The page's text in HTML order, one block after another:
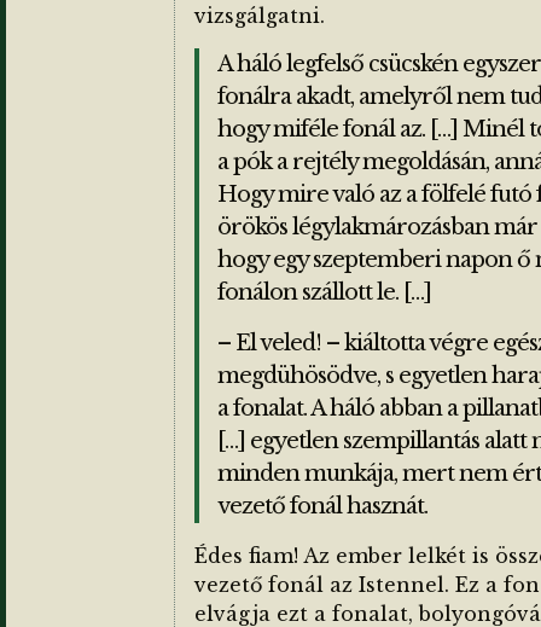
vizsgálgatni.
A háló legfelső csücskén
fonálra akadt, amelyről nem
hogy miféle fonál az. […] Minél
a pók a rejtély megoldásán,
Hogy mire való az a fölfelé futó
örökös légylakmározásban
hogy egy szeptemberi napon ő
fonálon szállott le. […]
– El veled! – kiáltotta végre
megdühösödve, s egyetlen
a fonalat. A háló abban a
[…] egyetlen szempillantás alatt
minden munkája, mert nem
vezető fonál hasznát.
Édes fiam! Az ember lelkét is
vezető fonál az Istennel. Ez a
elvágja ezt a fonalat,